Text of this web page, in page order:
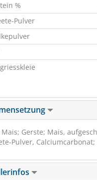
%
Pulver
Gerste; Mais,
Pulver,